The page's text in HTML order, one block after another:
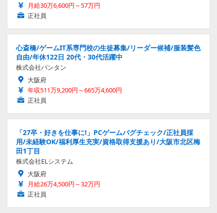
月給30万6,600円～57万円
正社員
心斎橋/ゲームIT系専門校の生徒募集/リーダー候補/服装髪色
自由/年休122日 20代・30代活躍中
株式会社バンタン
大阪府
年収511万9,200円～665万4,600円
正社員
「27卒・好きを仕事に!」PCゲームバグチェック/正社員採
用/未経験OK/福利厚生充実/資格取得支援あり/大阪市北区梅
田1丁目
株式会社ELシステム
大阪府
月給26万4,500円～32万円
正社員